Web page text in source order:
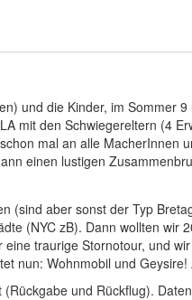
und die Kinder, im Sommer
mit den Schwiegereltern (4
mal an alle MacherInnen
einen lustigen
aber sonst der Typ
(NYC zB). Dann wollten wir
traurige Stornotour, und
nun: Wohnmobil und
und Rückflug).